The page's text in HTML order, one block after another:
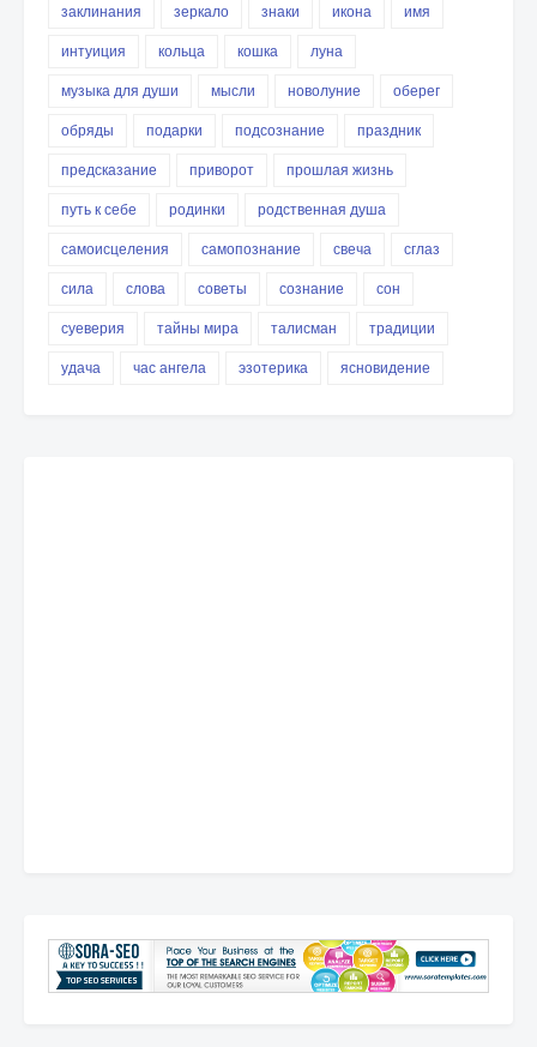
заклинания
зеркало знаки икона
имя
интуиция
кольца кошка
луна
музыка для души
мысли новолуние
оберег
обряды
подарки подсознание
праздник
предсказание
приворот
прошлая жизнь
путь к себе
родинки
родственная душа
самоисцеления
самопознание свеча
сглаз
сила
слова советы сознание
сон
суеверия
тайны мира талисман
традиции
удача
час ангела эзотерика ясновидение